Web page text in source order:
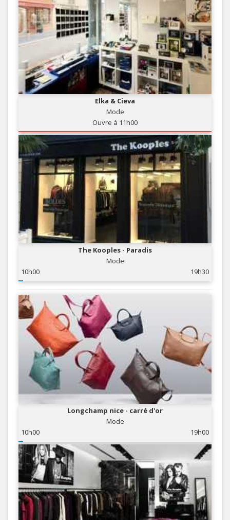
Elka & Cieva
Mode
Ouvre à 11h00
The Kooples - Paradis
Mode
10h00
19h30
Longchamp nice - carré d'or
Mode
10h00
19h00